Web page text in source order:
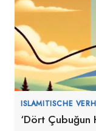
ISLAMITISCHE
‘Dört